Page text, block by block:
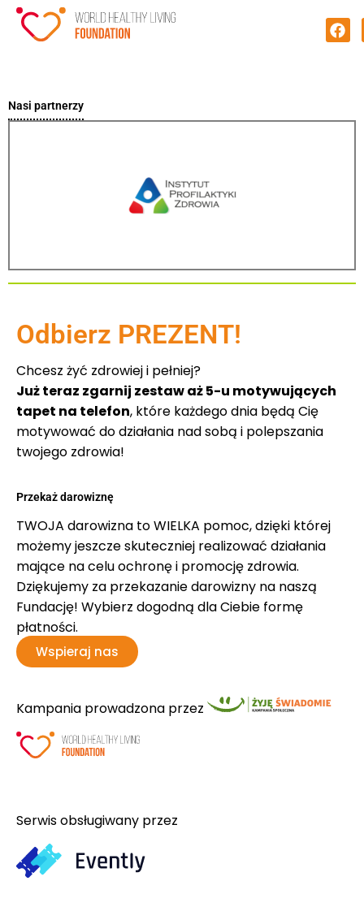
Nasi partnerzy
Odbierz PREZENT!
Chcesz żyć zdrowiej i pełniej?
Już teraz zgarnij zestaw aż 5-u motywujących
tapet na telefon, które każdego dnia będą Cię
motywować do działania nad sobą i polepszania
twojego zdrowia!
Przekaż darowiznę
TWOJA darowizna to WIELKA pomoc, dzięki której
możemy jeszcze skuteczniej realizować działania
mające na celu ochronę i promocję zdrowia.
Dziękujemy za przekazanie darowizny na naszą
Fundację! Wybierz dogodną dla Ciebie formę
płatności.
Wspieraj nas
Kampania prowadzona przez
Serwis obsługiwany przez